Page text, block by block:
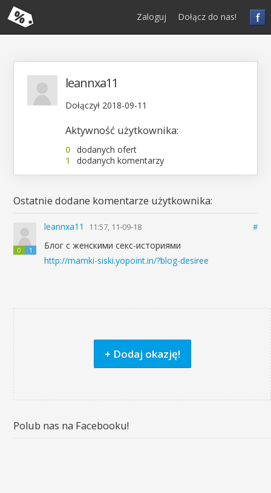
f
Zaloguj Dołącz do nas!
leannxa11
Dołączył 2018-09-11
Aktywność użytkownika:
0 dodanych ofert
1
dodanych komentarzy
Ostatnie dodane komentarze użytkownika:
0 1
leannxa11 11:57, 11-09-18 #
Блог с женскими секс-историями
http://mamki-siski.yopoint.in/?blog-desiree
+ Dodaj okazję!
Polub nas na Facebooku!